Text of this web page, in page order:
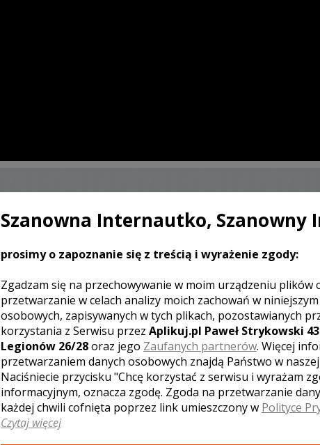
DODAJ KOMENTARZ
[ brak komentarzy ]
Szanowna Internautko, Szanowny
prosimy o zapoznanie się z treścią i wyrażenie zgody:
Zgadzam się na przechowywanie w moim urządzeniu plików
przetwarzanie w celach analizy moich zachowań w
osobowych, zapisywanych w tych plikach, pozostawianych
korzystania z Serwisu przez Aplikuj.pl Paweł Strykowski
Legionów 26/28oraz jego Zaufanych partnerów. Więcej
przetwarzaniem danych osobowych znajdą Państwo w naszej
Naciśniecie przycisku "Chcę korzystać z serwisu i wyrażam
informacyjnym, oznacza zgodę. Zgoda na przetwarzanie
każdej chwili cofnięta poprzez link umieszczony w Polityce
Czytaj więcej